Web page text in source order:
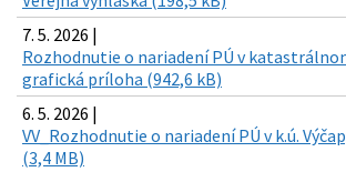
7. 5. 2026 |
Rozhodnutie o nariadení PÚ v
grafická príloha (942,6 kB)
6. 5. 2026 |
VV_Rozhodnutie o nariadení PÚ v k.ú.
(3,4 MB)